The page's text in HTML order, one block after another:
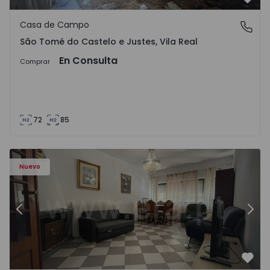
São Tomé do Castelo e Justes, Vila Real
Casa de Campo
São Tomé do Castelo e Justes, Vila Real
Comprar En Consulta
72 85
Nuevo
- 1
Apartamento T2 Montijo, Montijo e Afonsoeiro -
Anterior